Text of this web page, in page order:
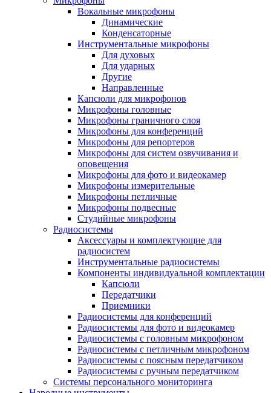
Вокальные микрофоны
Динамические
Конденсаторные
Инструментальные микрофоны
Для духовых
Для ударных
Другие
Направленные
Капсюли для микрофонов
Микрофоны головные
Микрофоны граничного слоя
Микрофоны для конференций
Микрофоны для репортеров
Микрофоны для систем озвучивания и
оповещения
Микрофоны для фото и видеокамер
Микрофоны измерительные
Микрофоны петличные
Микрофоны подвесные
Студийные микрофоны
Радиосистемы
Аксессуары и комплектующие для
радиосистем
Инструментальные радиосистемы
Компоненты индивидуальной комплектации
Капсюли
Передатчики
Приемники
Радиосистемы для конференций
Радиосистемы для фото и видеокамер
Радиосистемы с головным микрофоном
Радиосистемы с петличным микрофоном
Радиосистемы с поясным передатчиком
Радиосистемы с ручным передатчиком
Системы персонального мониторинга